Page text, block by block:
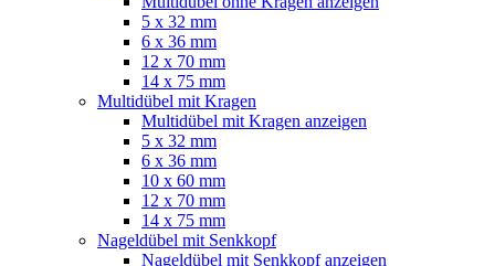
5 x 32 mm
6 x 36 mm
12 x 70 mm
14 x 75 mm
Multidübel mit Kragen
Multidübel mit Kragen anzeigen
5 x 32 mm
6 x 36 mm
10 x 60 mm
12 x 70 mm
14 x 75 mm
Nageldübel mit Senkkopf
Nageldübel mit Senkkopf anzeigen